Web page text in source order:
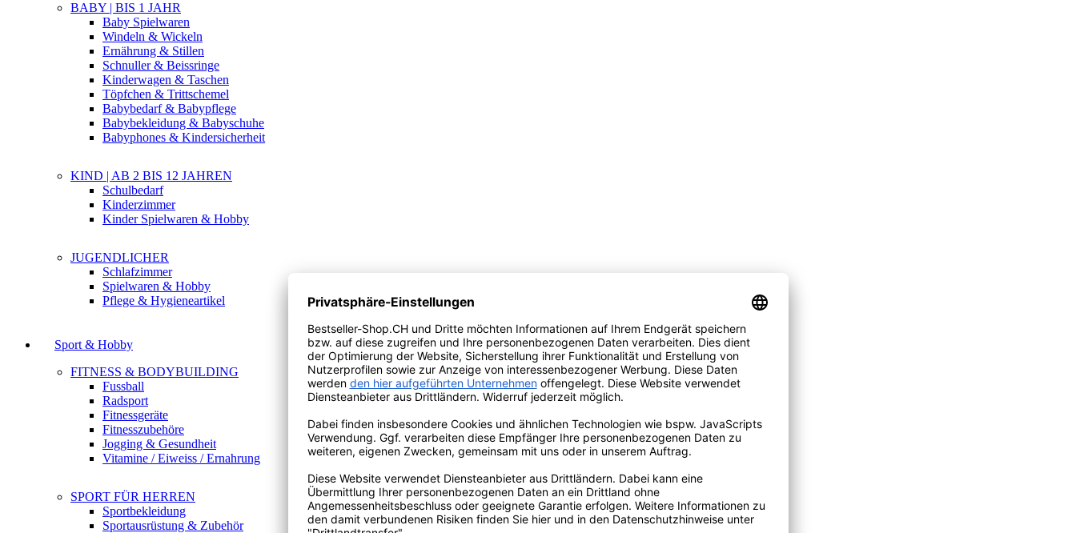
BABY | BIS 1 JAHR
Baby Spielwaren
Windeln & Wickeln
Ernährung & Stillen
Schnuller & Beissringe
Kinderwagen & Taschen
Töpfchen & Trittschemel
Babybedarf & Babypflege
Babybekleidung & Babyschuhe
Babyphones & Kindersicherheit
KIND | AB 2 BIS 12 JAHREN
Schulbedarf
Kinderzimmer
Kinder Spielwaren & Hobby
JUGENDLICHER
Schlafzimmer
Spielwaren & Hobby
Pflege & Hygieneartikel
Sport & Hobby
FITNESS & BODYBUILDING
Fussball
Radsport
Fitnessgeräte
Fitnesszubehöre
Jogging & Gesundheit
Vitamine / Eiweiss / Ernahrung
SPORT FÜR HERREN
Sportbekleidung
Sportausrüstung & Zubehör